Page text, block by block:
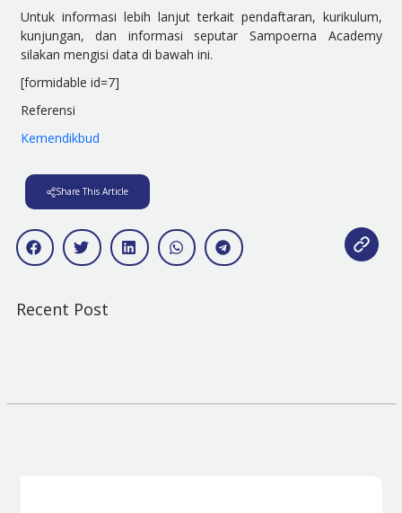
Untuk informasi lebih lanjut terkait pendaftaran, kurikulum,
kunjungan, dan informasi seputar Sampoerna Academy
silakan mengisi data di bawah ini.
[formidable id=7]
Referensi
Kemendikbud
Share This Article
Recent Post